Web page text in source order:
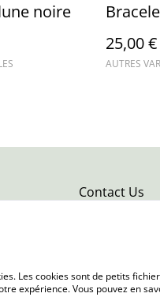
noire
25,00 €
AUTRES
Contact Us
Les cookies sont de petits
expérience. Vous pouvez en